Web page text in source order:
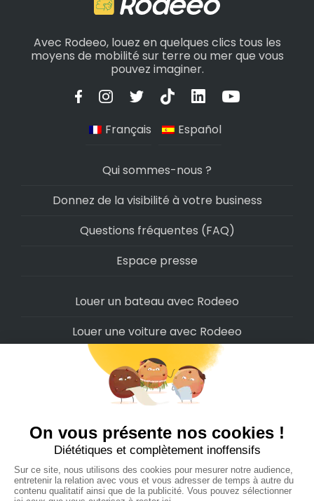
Avec Rodeeo, louez en quelques clics tous les
moyens de mobilité sur terre ou mer que vous
pouvez imaginer.
Français Español
Qui sommes-nous ?
Donnez de la visibilité à votre business
Questions fréquentes (FAQ)
Espace presse
Louer un bateau avec Rodeeo
Louer une voiture avec Rodeeo
Louer une moto avec Rodeeo
Louer un scooter avec Rodeeo
Louer un vélo avec Rodeeo
Louer un Camping-Car avec Rodeeo